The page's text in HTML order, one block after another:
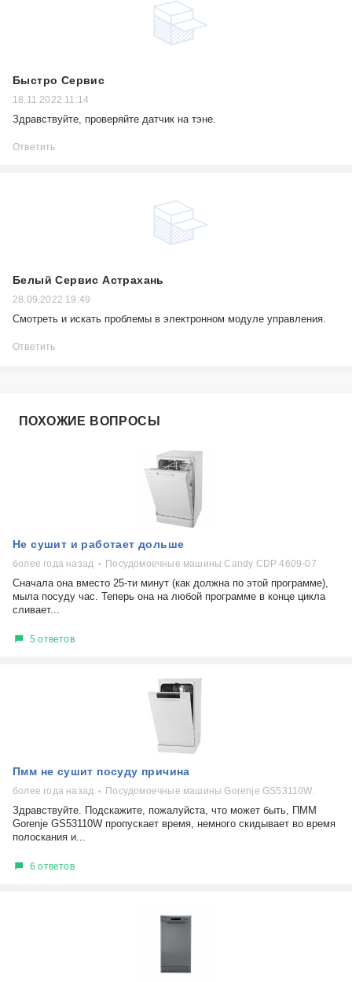
Быстро Сервис
18.11.2022 11:14
Здравствуйте, проверяйте датчик на тэне.
Ответить
Белый Сервис Астрахань
28.09.2022 19:49
Смотреть и искать проблемы в электронном модуле управления.
Ответить
ПОХОЖИЕ ВОПРОСЫ
Не сушит и работает дольше
более года назад Посудомоечные машины Candy CDP 4609-07
Сначала она вместо 25-ти минут (как должна по этой программе),
мыла посуду час. Теперь она на любой программе в конце цикла
сливает...
5 ответов
Пмм не сушит посуду причина
более года назад Посудомоечные машины Gorenje GS53110W.
Здравствуйте. Подскажите, пожалуйста, что может быть, ПММ
Gorenje GS53110W пропускает время, немного скидывает во время
полоскания и...
6 ответов